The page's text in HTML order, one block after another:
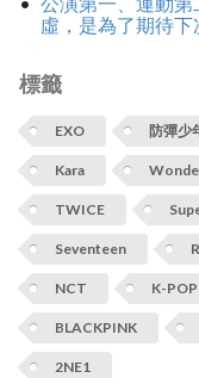
虛，是為了期待下
標籤
EXO 防彈少
‍Kara
TWICE
Seventeen
NCT K-POP
BLACKPINK
2NE1